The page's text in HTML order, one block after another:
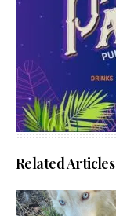
Related Articles